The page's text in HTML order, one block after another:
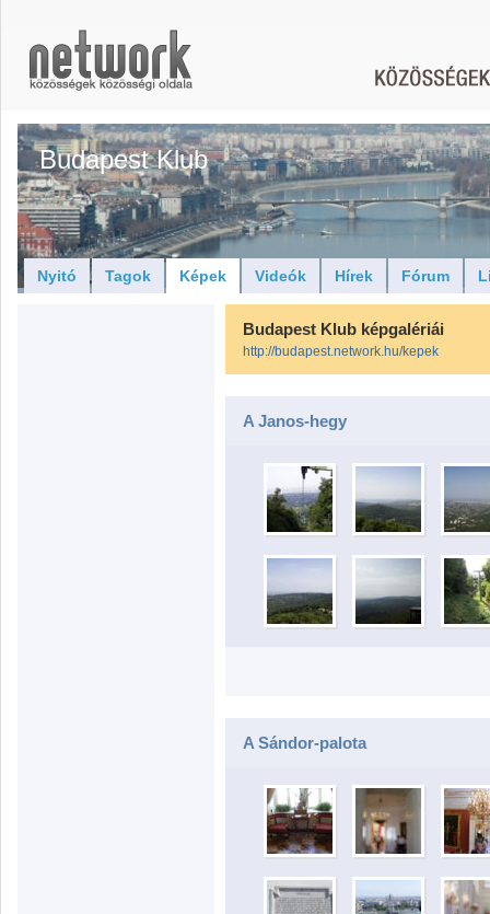
Budapest Klub
Nyitó Tagok Képek Videók Hírek Fórum
Budapest Klub képgalériái
http://budapest.network.hu/kepek
A Janos-hegy
A Sándor-palota